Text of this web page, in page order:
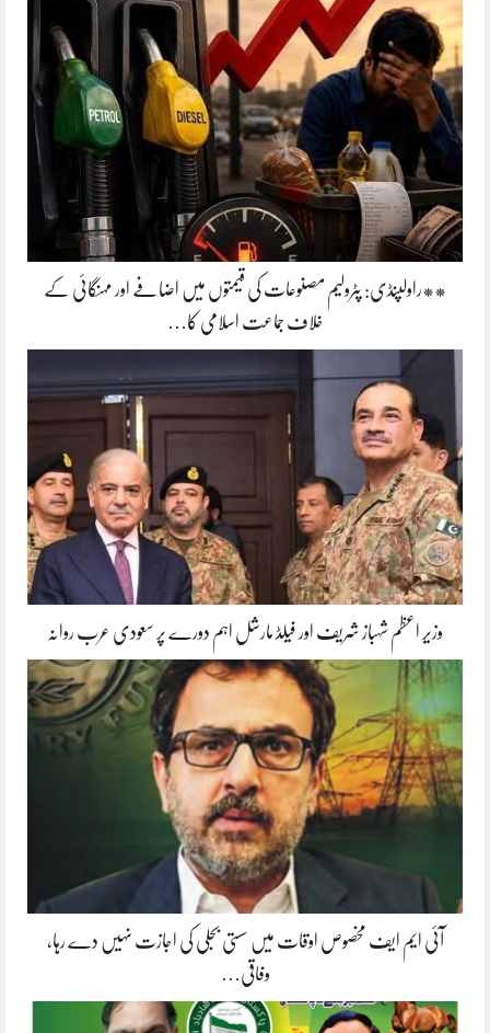
**راولپنڈی: پٹرولیم مصنوعات کی قیمتوں میں اضافے اور مہنگائی کے
خلاف جماعت اسلامی کا…
وزیر اعظم شہباز شریف اور فیلڈ مارشل اہم دورے پر سعودی عرب روانہ
آئی ایم ایف مخصوص اوقات میں سستی بجلی کی اجازت نہیں دے رہا،
وفاقی…